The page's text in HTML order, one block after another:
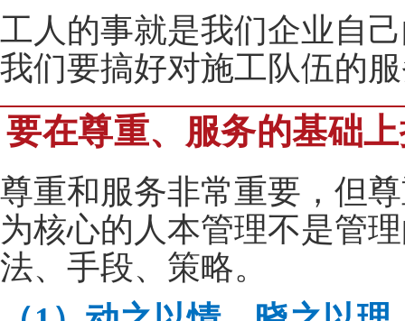
工人的事就是我们企业自
我们要搞好对施工队伍的
要在尊重、服务的基础
尊重和服务非常重要，但
为核心的人本管理不是管
法、手段、策略。